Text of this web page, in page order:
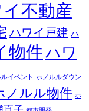
不動産
ハワイ戸建 ハ
物件ハワ
イベント ホノルルダウン
ノルル物件 ホ